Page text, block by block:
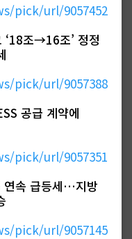
pick/url/9057452
‘18조→16조’ 정정
pick/url/9057388
공급 계약에
pick/url/9057351
연속 급등세…지방
pick/url/9057145